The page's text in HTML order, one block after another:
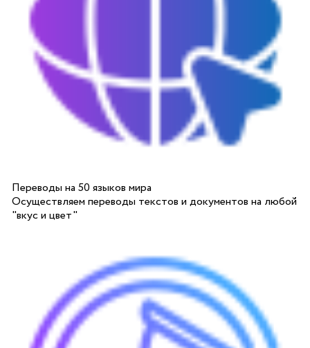
Переводы на 50 языков мира
Осуществляем переводы текстов и документов на любой
"вкус и цвет"